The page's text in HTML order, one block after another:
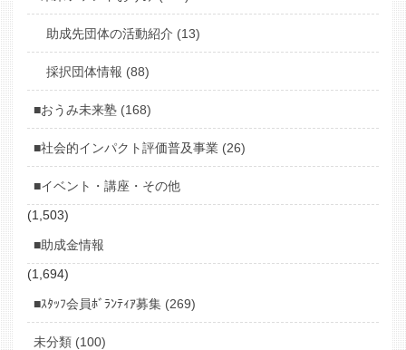
助成先団体の活動紹介 (13)
採択団体情報 (88)
■おうみ未来塾 (168)
■社会的インパクト評価普及事業 (26)
■イベント・講座・その他
(1,503)
■助成金情報
(1,694)
■ｽﾀｯﾌ会員ﾎﾞﾗﾝﾃｨｱ募集 (269)
未分類 (100)